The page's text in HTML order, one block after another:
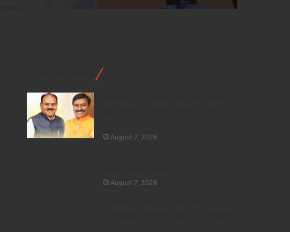
August 7, 2026
August 7, 2026